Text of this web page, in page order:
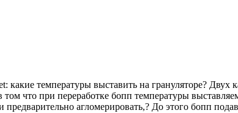
какие температуры выставить на грануляторе? Двух
что при переработке бопп температуры
агломерировать,? До этого бопп